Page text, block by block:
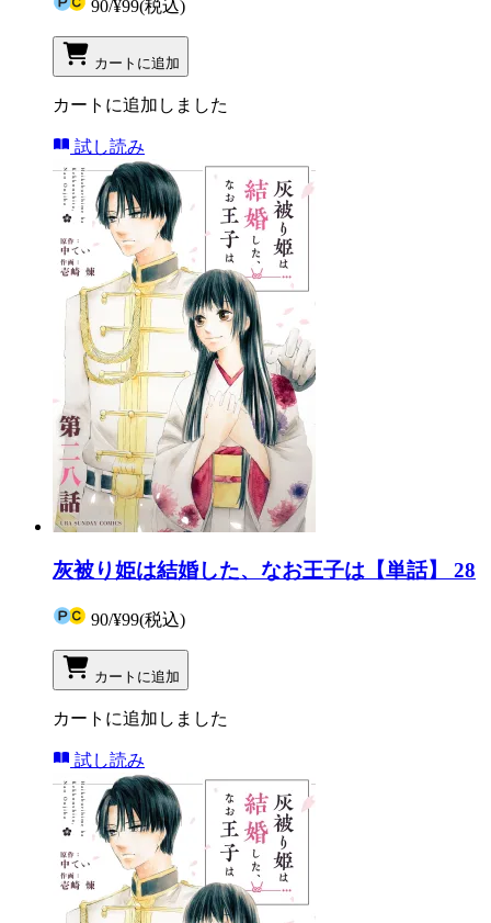
90/¥99(税込)
カートに追加
カートに追加しました
試し読み
灰被り姫は結婚した、なお王子は【単話】 28
90/¥99(税込)
カートに追加
カートに追加しました
試し読み